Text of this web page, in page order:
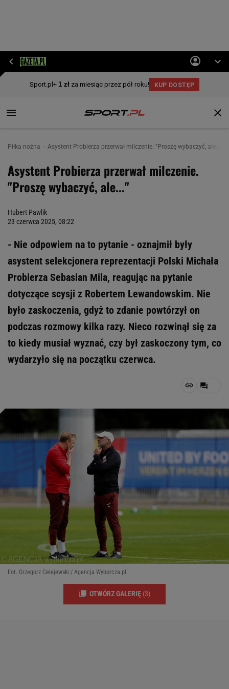
Piłka nożna Asystent Probierza przerwał milczenie. "Proszę wybaczyć, ale..."
Asystent Probierza przerwał milczenie.
"Proszę wybaczyć, ale..."
Hubert Pawlik
23 czerwca 2025, 08:22
- Nie odpowiem na to pytanie - oznajmił były
asystent selekcjonera reprezentacji Polski Michała
Probierza Sebasian Mila, reagując na pytanie
dotyczące scysji z Robertem Lewandowskim. Nie
było zaskoczenia, gdyż to zdanie powtórzył on
podczas rozmowy kilka razy. Nieco rozwinął się za
to kiedy musiał wyznać, czy był zaskoczony tym, co
wydarzyło się na początku czerwca.
Fot. Grzegorz Celejewski / Agencja Wyborcza.pl
OTWÓRZ GALERIĘ (3)